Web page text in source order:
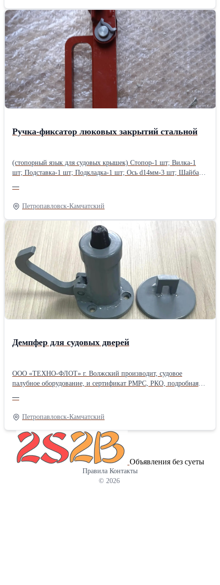
закрытого типа, латунь М16 2 болт откидной, латунь М16 х 110
Комплект М16*120 латунный 1 гайка-барашек, закрытого типа,
латунь М16 2 болт откидной, латунь М16х 120 гайки и болты
можно приобрести по отдельности доставка любой ТК в
регионы.
Ручка-фиксатор люковых закрытий стальной
(стопорный язык для судовых крышек) Стопор-1 шт; Вилка-1
шт; Подставка-1 шт; Подкладка-1 шт; Ось d14мм-3 шт; Шайба
—
Петропавловск-Камчатский
Демпфер для судовых дверей
ООО «ТЕХНО-ФЛОТ» г. Волжский производит, судовое
палубное оборудование, и сертификат РМРС, РКО, подробная
соответствии со всеми техническими стандартами. (под заказ,
параметы, стоимость, количество и сроки изготовления
обсуждаются при заказе) доставка любой ТК в регионы.
—
Петропавловск-Камчатский
Объявления без суеты
Правила Контакты
© 2026